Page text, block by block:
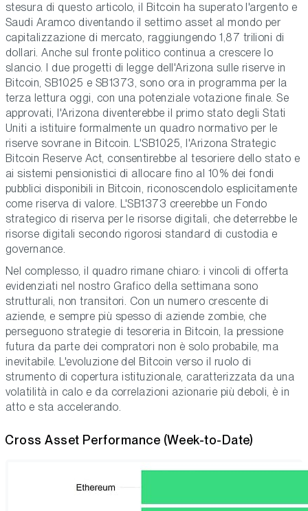
stesura di questo articolo, il Bitcoin ha superato l'argento e
Saudi Aramco diventando il settimo asset al mondo per
capitalizzazione di mercato, raggiungendo 1,87 trilioni di
dollari. Anche sul fronte politico continua a crescere lo
slancio. I due progetti di legge dell'Arizona sulle riserve in
Bitcoin, SB1025 e SB1373, sono ora in programma per la
terza lettura oggi, con una potenziale votazione finale. Se
approvati, l'Arizona diventerebbe il primo stato degli Stati
Uniti a istituire formalmente un quadro normativo per le
riserve sovrane in Bitcoin. L'SB1025, l'Arizona Strategic
Bitcoin Reserve Act, consentirebbe al tesoriere dello stato e
ai sistemi pensionistici di allocare fino al 10% dei fondi
pubblici disponibili in Bitcoin, riconoscendolo esplicitamente
come riserva di valore. L'SB1373 creerebbe un Fondo
strategico di riserva per le risorse digitali, che deterrebbe le
risorse digitali secondo rigorosi standard di custodia e
governance.
Nel complesso, il quadro rimane chiaro: i vincoli di offerta
evidenziati nel nostro Grafico della settimana sono
strutturali, non transitori. Con un numero crescente di
aziende, e sempre più spesso di aziende zombie, che
perseguono strategie di tesoreria in Bitcoin, la pressione
futura da parte dei compratori non è solo probabile, ma
inevitabile. L'evoluzione del Bitcoin verso il ruolo di
strumento di copertura istituzionale, caratterizzata da una
volatilità in calo e da correlazioni azionarie più deboli, è in
atto e sta accelerando.
Cross Asset Performance (Week-to-Date)